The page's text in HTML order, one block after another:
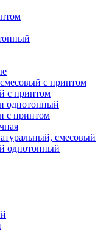
с принтом
с принтом
однотонный
с принтом
смесовый
однотонный